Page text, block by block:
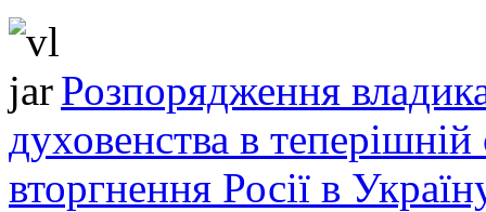
Розпорядження
духовенства в теперішній
вторгнення Росії в